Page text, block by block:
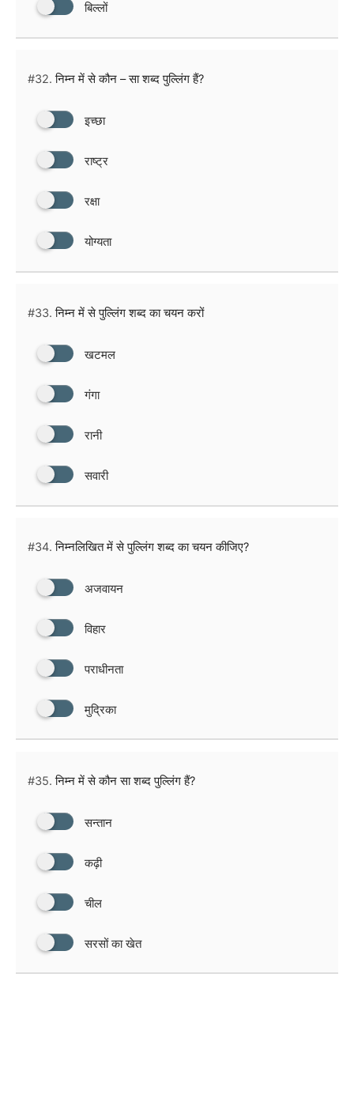
बिल्लों
#32. निम्न में से कौन – सा शब्द पुल्लिंग हैं?
इच्छा
राष्ट्र
रक्षा
योग्यता
#33. निम्न में से पुल्लिंग शब्द का चयन करों
खटमल
गंगा
रानी
सवारी
#34. निम्नलिखित में से पुल्लिंग शब्द का चयन कीजिए?
अजवायन
विहार
पराधीनता
मुद्रिका
#35. निम्न में से कौन सा शब्द पुल्लिंग हैं?
सन्तान
कढ़ी
चील
सरसों का खेत